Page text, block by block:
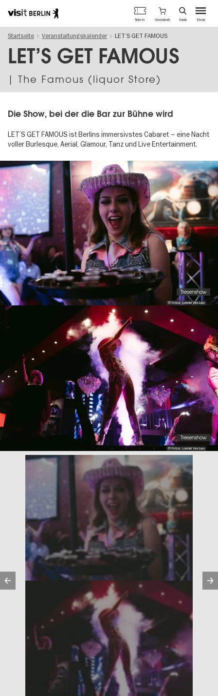
zum
Inhalt
Berlins
offizielles
Tourismusportal
Menü
Tickets Warenkorb Suche
Startseite Veranstaltungskalender LET’S GET FAMOUS
LET’S GET FAMOUS
| The Famous (liquor Store)
Die Show, bei der die Bar zur Bühne wird
LET’S GET FAMOUS ist Berlins immersivstes Cabaret – eine Nacht
voller Burlesque, Aerial, Glamour, Tanz und Live Entertainment.
Image
© Fotos: Lorelai Van Luxx
Tresenshow
© Fotos: Lorelai Van Luxx
Tresenshow